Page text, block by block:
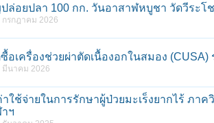
ล่อยปลา 100 กก. วันอาสาฬหบูชา วัดวีระโช
กรกฎาคม 2026
อเครื่องช่วยผ่าตัดเนื้องอกในสมอง (CUSA)
มีนาคม 2026
ใช้จ่ายในการรักษาผู้ป่วยมะเร็งยากไร้ ภา
ฯ